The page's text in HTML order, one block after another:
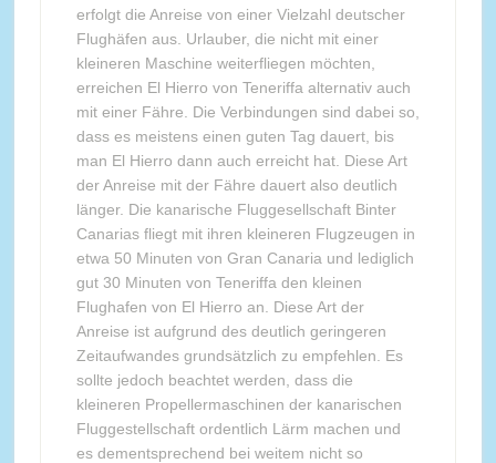
erfolgt die Anreise von einer Vielzahl deutscher
Flughäfen aus. Urlauber, die nicht mit einer
kleineren Maschine weiterfliegen möchten,
erreichen El Hierro von Teneriffa alternativ auch
mit einer Fähre. Die Verbindungen sind dabei so,
dass es meistens einen guten Tag dauert, bis
man El Hierro dann auch erreicht hat. Diese Art
der Anreise mit der Fähre dauert also deutlich
länger. Die kanarische Fluggesellschaft Binter
Canarias fliegt mit ihren kleineren Flugzeugen in
etwa 50 Minuten von Gran Canaria und lediglich
gut 30 Minuten von Teneriffa den kleinen
Flughafen von El Hierro an. Diese Art der
Anreise ist aufgrund des deutlich geringeren
Zeitaufwandes grundsätzlich zu empfehlen. Es
sollte jedoch beachtet werden, dass die
kleineren Propellermaschinen der kanarischen
Fluggestellschaft ordentlich Lärm machen und
es dementsprechend bei weitem nicht so